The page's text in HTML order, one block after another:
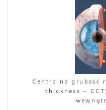
Centralna grubość
thickness –